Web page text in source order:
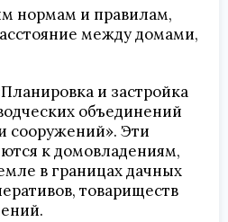
нормам и правилам,
между домами,
и застройка
объединений
сооружений». Эти
к домовладениям,
в границах дачных
товариществ